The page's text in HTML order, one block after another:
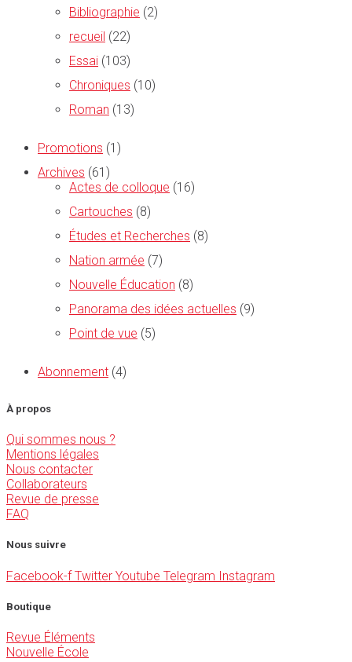
Bibliographie (2)
recueil (22)
Essai (103)
Chroniques (10)
Roman (13)
Promotions (1)
Archives (61)
Actes de colloque (16)
Cartouches (8)
Études et Recherches (8)
Nation armée (7)
Nouvelle Éducation (8)
Panorama des idées actuelles (9)
Point de vue (5)
Abonnement (4)
À propos
Qui sommes nous ?
Mentions légales
Nous contacter
Collaborateurs
Revue de presse
FAQ
Nous suivre
Facebook-f Twitter Youtube Telegram Instagram
Boutique
Revue Éléments
Nouvelle École